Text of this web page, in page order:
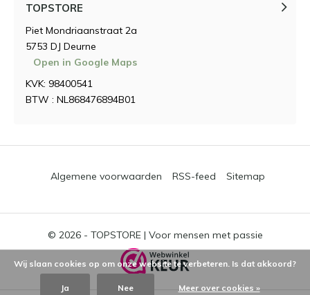
TOPSTORE
Piet Mondriaanstraat 2a
5753 DJ Deurne
Open in Google Maps
KVK: 98400541
BTW : NL868476894B01
© 2026 - TOPSTORE | Voor mensen met passie
Algemene voorwaarden RSS-feed Sitemap
Wij slaan cookies op om onze website te verbeteren. Is dat akkoord?
Ja Nee Meer over cookies »